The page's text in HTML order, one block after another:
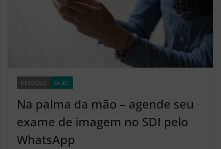
NEGÓCIOS SAÚDE
Na palma da mão – agende seu
exame de imagem no SDI pelo
WhatsApp